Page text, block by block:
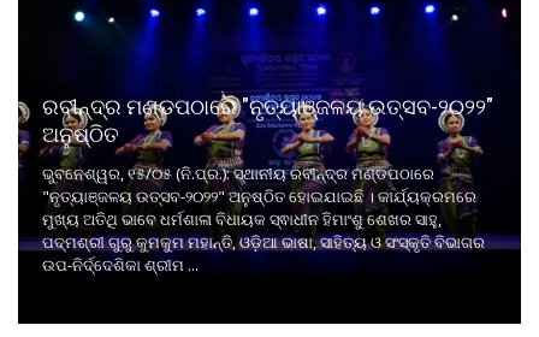
ରବୀନ୍ଦ୍ର ମଣ୍ଡପଠାରେ "ନୃତ୍ୟାଞ୍ଜଳୟ ଉତ୍ସବ-୨୦୨୨"
ଅନୁଷ୍ଠିତ
ଭୁବନେଶ୍ୱର, ୧୫/୦୫ (ନି.ପ୍ର.): ସ୍ଥାନୀୟ ରବୀନ୍ଦ୍ର ମଣ୍ଡପଠାରେ
"ନୃତ୍ୟାଞ୍ଜଳୟ ଉତ୍ସବ-୨୦୨୨" ଅନୁଷ୍ଠିତ ହୋଇଯାଇଛି । କାର୍ଯ୍ୟକ୍ରମରେ
ମୁଖ୍ୟ ଅତିଥି ଭାବେ ଧର୍ମଶାଳା ବିଧାୟକ ସ୍ଵାଧୀନ ହିମାଂଶୁ ଶେଖର ସାହୁ,
ପଦ୍ମଶ୍ରୀ ଗୁରୁ କୁମକୁମ ମହାନ୍ତି, ଓଡ଼ିଆ ଭାଷା, ସାହିତ୍ୟ ଓ ସଂସ୍କୃତି ବିଭାଗର
ଉପ-ନିର୍ଦ୍ଦେଶିକା ଶ୍ରୀମ ...